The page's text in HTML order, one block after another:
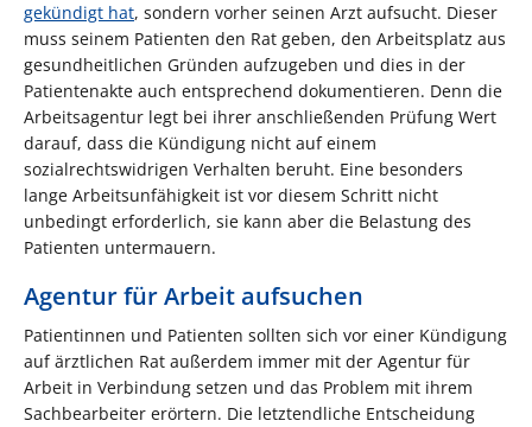
gekündigt hat, sondern vorher seinen Arzt aufsucht. Dieser
muss seinem Patienten den Rat geben, den Arbeitsplatz aus
gesundheitlichen Gründen aufzugeben und dies in der
Patientenakte auch entsprechend dokumentieren. Denn die
Arbeitsagentur legt bei ihrer anschließenden Prüfung Wert
darauf, dass die Kündigung nicht auf einem
sozialrechtswidrigen Verhalten beruht. Eine besonders
lange Arbeitsunfähigkeit ist vor diesem Schritt nicht
unbedingt erforderlich, sie kann aber die Belastung des
Patienten untermauern.
Agentur für Arbeit aufsuchen
Patientinnen und Patienten sollten sich vor einer Kündigung
auf ärztlichen Rat außerdem immer mit der Agentur für
Arbeit in Verbindung setzen und das Problem mit ihrem
Sachbearbeiter erörtern. Die letztendliche Entscheidung